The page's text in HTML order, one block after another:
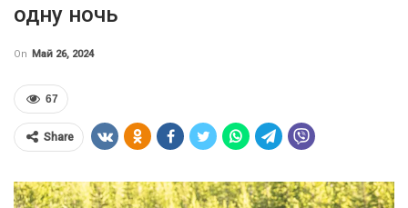
одну ночь
On Май 26, 2024
67
Share